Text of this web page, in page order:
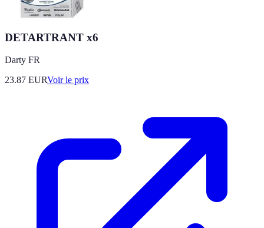
DETARTRANT x6
Darty FR
23.87 EURVoir le prix